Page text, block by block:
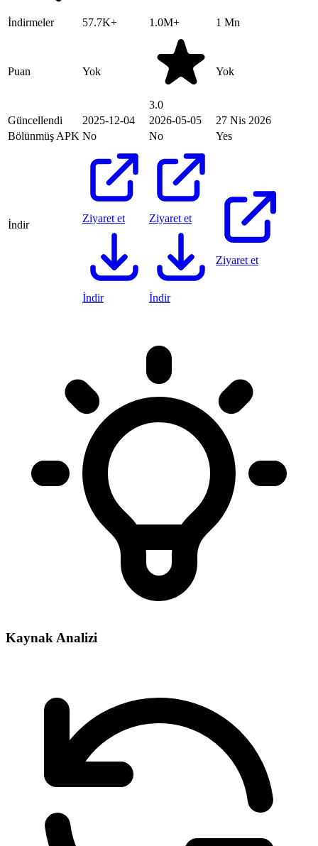
İndirmeler 57.7K+ 1.0M+ 1 Mn
Puan Yok
3.0
Yok
Güncellendi 2025-12-04 2026-05-05
27 Nis 2026
Bölünmüş APK No No Yes
İndir
Ziyaret et
İndir
Ziyaret et
İndir
Ziyaret et
Kaynak Analizi